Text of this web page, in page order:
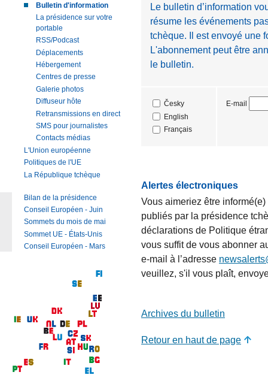
Le bulletin d’information
résume les événements
tchèque. Il est envoyé une
L'abonnement peut être
le bulletin.
Česky
English
Français
E-mail
Alertes électroniques
Vous aimeriez être
publiés par la présidence
déclarations de Politique
vous suffit de vous abonner
e-mail à l’adresse
veuillez, s'il vous plaît,
Archives du bulletin
Retour en haut de page
Bulletin d'information
La présidence sur votre
portable
RSS/Podcast
Déplacements
Hébergement
Centres de presse
Galerie photos
Diffuseur hôte
Retransmissions en direct
SMS pour journalistes
Contacts médias
L'Union européenne
Politiques de l'UE
La République tchèque
Bilan de la présidence
Conseil Européen - Juin
Sommets du mois de mai
Sommet UE - États-Unis
Conseil Européen - Mars